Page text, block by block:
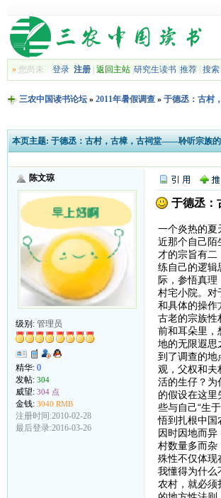
»您尚未 登录 注册| 返回主站| 研究生读书| 推荐| 搜索|
三农中国读书论坛» 2011年暑假调查» 于德丞：古村
本页主题: 于德丞：古村，古樟，古祠堂——聆听宗族
陈文琼
级别: 管理员
精华: 0
发帖: 304
威望: 304 点
金钱: 3040 RMB
注册时间:2010-02-28
最后登录:2016-03-26
于德丞
一个炎热的夏
近那个自己
才的宗旨有
练自己的逻辑
际，参悟真理
村宅小院。对
和具体的操作
古老的宗族性
前和耳朵里，
地的无限遐思
到了调查的
观，父权和夫
活的生仔？为
的假设在这
些与自己“生
悟到扎根中国
因时因地而
村数量多而杂
殊性不仅体现
我懂得为什么
农村，就必